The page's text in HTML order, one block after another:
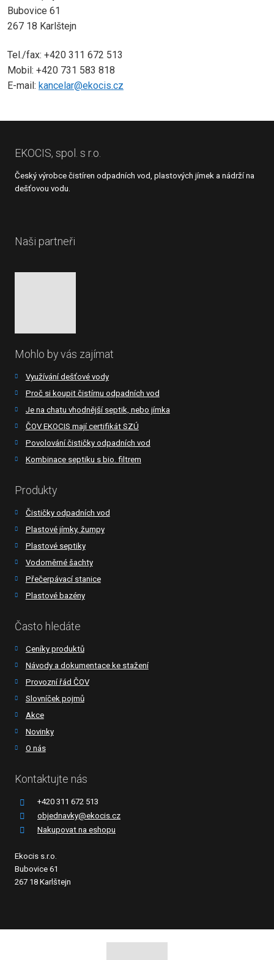
Bubovice 61
267 18 Karlštejn
Tel./fax: +420 311 672 513
Mobil: +420 731 583 818
E-mail: kancelar@ekocis.cz
EKOCIS, spol. s r.o.
Český výrobce čistíren odpadních vod, plastových jímek a nádrží na
dešťovou vodu.
Naši partneři
Mohlo by vás zajímat
Využívání dešťové vody
Proč si koupit čistírnu odpadních vod
Je na chatu vhodnější septik, nebo jímka
ČOV EKOCIS mají certifikát SZÚ
Povolování čističky odpadních vod
Kombinace septiku s bio. filtrem
Produkty
Čističky odpadních vod
Plastové jímky, žumpy
Plastové septiky
Vodoměrné šachty
Přečerpávací stanice
Plastové bazény
Často hledáte
Ceníky produktů
Návody a dokumentace ke stažení
Provozní řád ČOV
Slovníček pojmů
Akce
Novinky
O nás
Kontaktujte nás
+420 311 672 513
objednavky@ekocis.cz
Nakupovat na eshopu
Ekocis s.r.o.
Bubovice 61
267 18 Karlštejn